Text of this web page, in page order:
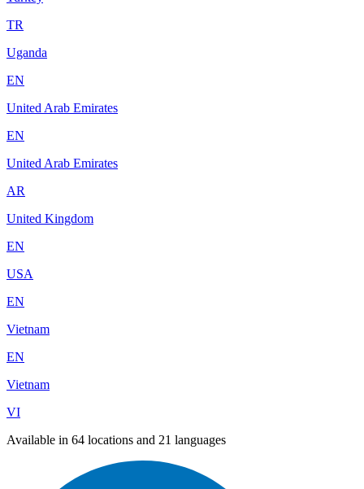
TR
Uganda
EN
United Arab Emirates
EN
United Arab Emirates
AR
United Kingdom
EN
USA
EN
Vietnam
EN
Vietnam
VI
Available in 64 locations and 21 languages